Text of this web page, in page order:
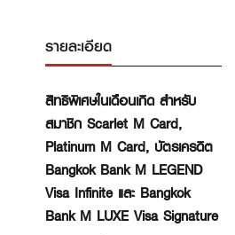
รายละเอียด
สิทธิพิเศษในเดือนเกิดสำหรับ
สมาชิก Scarlet M Card,
Platinum M Card, บัตรเครดิต
Bangkok BankM LEGEND
Visa Infinite และ Bangkok
BankM LUXE Visa Signature